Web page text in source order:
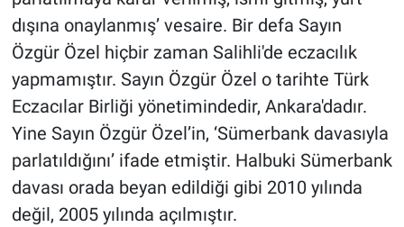
dışına onaylanmış’ vesaire. Bir defa Sayın
Özgür Özel hiçbir zaman Salihli'de eczacılık
yapmamıştır. Sayın Özgür Özel o tarihte Türk
Eczacılar Birliği yönetimindedir, Ankara'dadır.
Yine Sayın Özgür Özel’in, ‘Sümerbank davasıyla
parlatıldığını’ ifade etmiştir. Halbuki Sümerbank
davası orada beyan edildiği gibi 2010 yılında
değil, 2005 yılında açılmıştır.